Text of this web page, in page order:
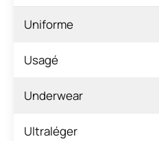
Uniforme
Usagé
Underwear
Ultraléger